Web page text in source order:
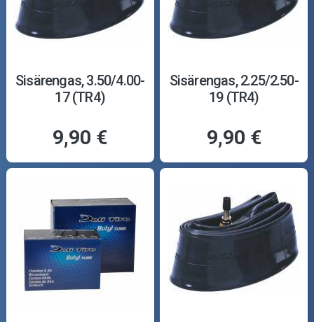
Sisärengas, 3.50/4.00-
17 (TR4)
9,90 €
Sisärengas, 2.25/2.50-
19 (TR4)
9,90 €